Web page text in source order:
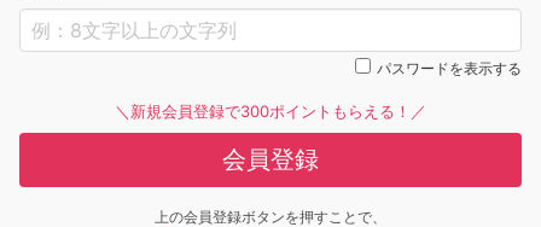
パスワードを表示する
＼新規会員登録で300ポイントもらえる！／
会員登録
上の会員登録ボタンを押すことで、